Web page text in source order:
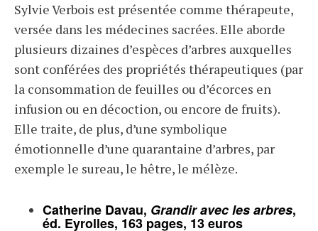
Sylvie Verbois est présentée comme thérapeute,
versée dans les médecines sacrées. Elle aborde
plusieurs dizaines d’espèces d’arbres auxquelles
sont conférées des propriétés thérapeutiques (par
la consommation de feuilles ou d’écorces en
infusion ou en décoction, ou encore de fruits).
Elle traite, de plus, d’une symbolique
émotionnelle d’une quarantaine d’arbres, par
exemple le sureau, le hêtre, le mélèze.
Catherine Davau, Grandir avec les arbres,
éd. Eyrolles, 163 pages, 13 euros